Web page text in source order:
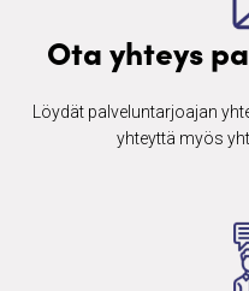
Ota yhteys
Löydät palveluntarjoajan
yhteyttä myös